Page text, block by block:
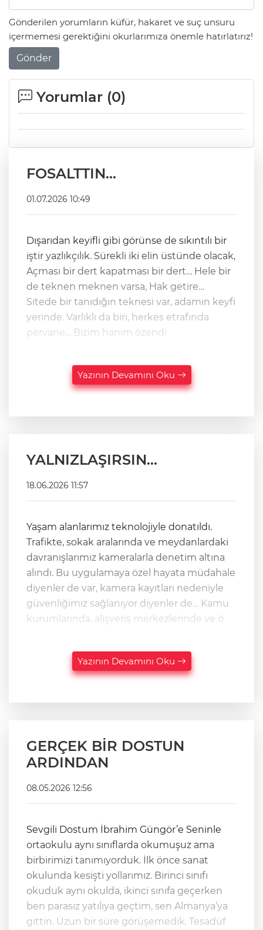
Gönderilen yorumların küfür, hakaret ve suç unsuru
içermemesi gerektiğini okurlarımıza önemle hatırlatırız!
Gönder
Yorumlar (0)
FOSALTTIN…
01.07.2026 10:49
Dışarıdan keyifli gibi görünse de sıkıntılı bir
iştir yazlıkçılık. Sürekli iki elin üstünde olacak,
Açması bir dert kapatması bir dert… Hele bir
de teknen meknen varsa, Hak getire…
Sitede bir tanıdığın teknesi var, adamın keyfi
yerinde. Varlıklı da biri, herkes etrafında
pervane… Bizim hanım özendi
Yazının Devamını Oku
YALNIZLAŞIRSIN…
18.06.2026 11:57
Yaşam alanlarımız teknolojiyle donatıldı.
Trafikte, sokak aralarında ve meydanlardaki
davranışlarımız kameralarla denetim altına
alındı. Bu uygulamaya özel hayata müdahale
diyenler de var, kamera kayıtları nedeniyle
güvenliğimiz sağlanıyor diyenler de… Kamu
kurumlarında, alışveriş merkezlerinde ve ö
Yazının Devamını Oku
GERÇEK BİR DOSTUN
ARDINDAN
08.05.2026 12:56
Sevgili Dostum İbrahim Güngör’e Seninle
ortaokulu aynı sınıflarda okumuşuz ama
birbirimizi tanımıyorduk. İlk önce sanat
okulunda kesişti yollarımız. Birinci sınıfı
okuduk aynı okulda, ikinci sınıfa geçerken
ben parasız yatılıya geçtim, sen Almanya’ya
gittin. Uzun bir süre görüşemedik. Tesadüf